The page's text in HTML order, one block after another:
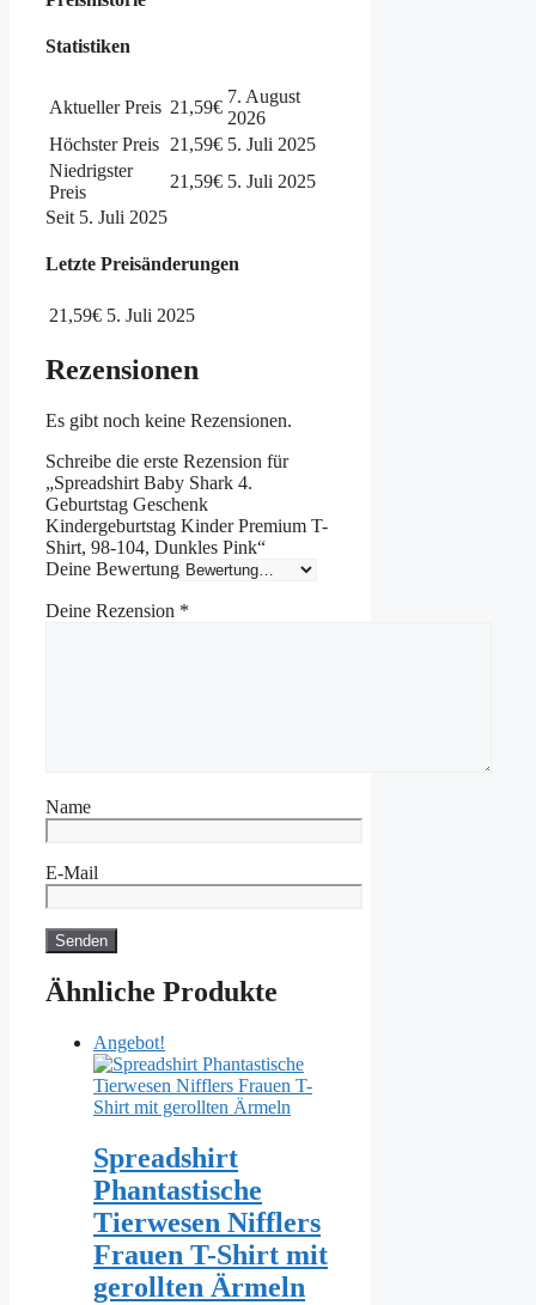
Statistiken
Aktueller Preis 21,59€
7. August
2026
Höchster Preis 21,59€ 5. Juli 2025
Niedrigster
Preis
21,59€ 5. Juli 2025
Seit 5. Juli 2025
Letzte Preisänderungen
21,59€ 5. Juli 2025
Rezensionen
Es gibt noch keine Rezensionen.
Schreibe die erste Rezension für
„Spreadshirt Baby Shark 4.
Geburtstag Geschenk
Kindergeburtstag Kinder Premium T-
Shirt, 98-104, Dunkles Pink“
Deine Bewertung
Deine Rezension *
Name
E-Mail
Ähnliche Produkte
Angebot!
Spreadshirt
Phantastische
Tierwesen Nifflers
Frauen T-Shirt mit
gerollten Ärmeln